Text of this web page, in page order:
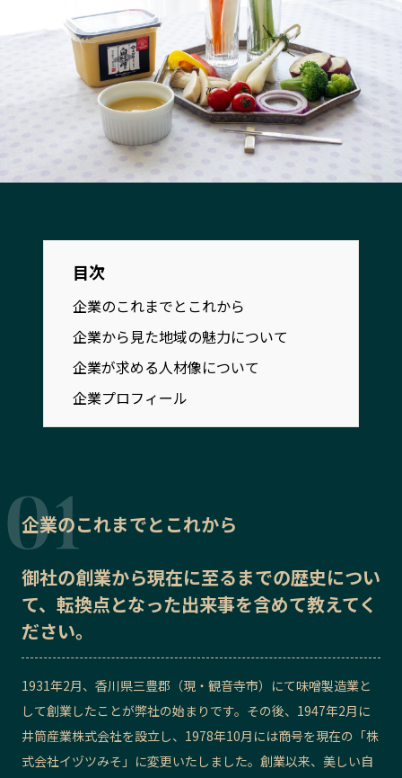
鳥取エリア
島根エリア
岡山エリア
広島エリア
山口エリア
徳島エリア
香川エリア
愛媛エリア
福岡エリア
佐賀エリア
長崎エリア
熊本エリア
大分エリア
沖縄エリア
カテゴリから探す
MILCプロジェクト
地域豆知識
Sporkle
「人」から探す
記事ライター
お問い合わせ 会社概要
目次
企業のこれまでとこれから
企業から見た地域の魅力について
企業が求める人材像について
企業プロフィール
企業のこれまでとこれから
御社の創業から現在に至るまでの歴史につい
て、転換点となった出来事を含めて教えてく
ださい。
1931年2月、香川県三豊郡（現・観音寺市）にて味噌製造業と
して創業したことが弊社の始まりです。その後、1947年2月に
井筒産業株式会社を設立し、1978年10月には商号を現在の「株
式会社イヅツみそ」に変更いたしました。創業以来、美しい自